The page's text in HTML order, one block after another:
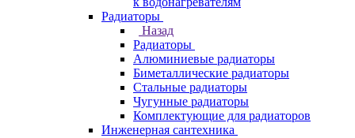
Радиаторы
Назад
Радиаторы
Алюминиевые радиаторы
Биметаллические радиаторы
Стальные радиаторы
Чугунные радиаторы
Комплектующие для радиаторов
Инженерная сантехника